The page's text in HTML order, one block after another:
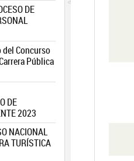
DE
del Concurso
Pública
DE
2023
NACIONAL
TURÍSTICA